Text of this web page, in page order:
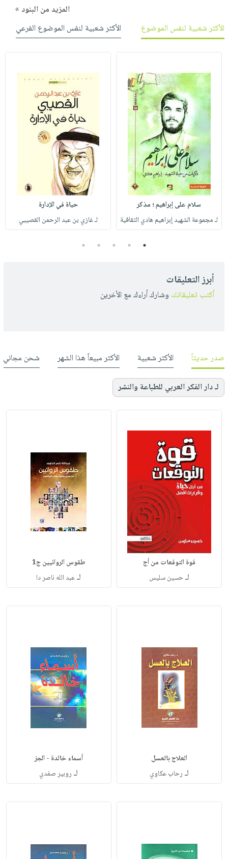
المزيد من البنود »
الأكثر شعبية لنفس الموضوع
الأكثر شعبية لنفس الموضوع الفرعي
سلام على إبراهيم ؛ مذكر
لـ مجموعة الشهيد إبراهيم هادي الثقافية
حياة في الإدارة
لـ غازي بن عبد الرحمن القصيبي
1
2
3
4
5
أبرز التعليقات
أكتب تعليقاتك وشارك أراءك مع الأخرين
صدر حديثاً الأكثر شعبية الأكثر مبيعاً هذا الشهر شحن مجاني
لـ دار الفكر العربي للطباعة والنشر
قوة التوقعات من أج
لـحسين سليس
طقوس الروائيين ج1
لـعبد الله ناصر دا
العلاج بالعسل
لـ رحاب عكاوي
أسماء خالدة - الجز
لـ روبير صفدي